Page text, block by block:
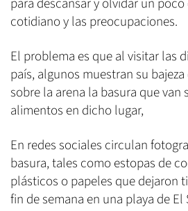
cotidiano y las preocupaciones.
El problema es que al visitar las
país, algunos muestran su
sobre la arena la basura que van
alimentos en dicho lugar,
En redes sociales circulan
basura, tales como estopas de
plásticos o papeles que dejaron
fin de semana en una playa de El